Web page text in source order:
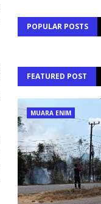
POPULAR POSTS
FEATURED POST
MUARA ENIM